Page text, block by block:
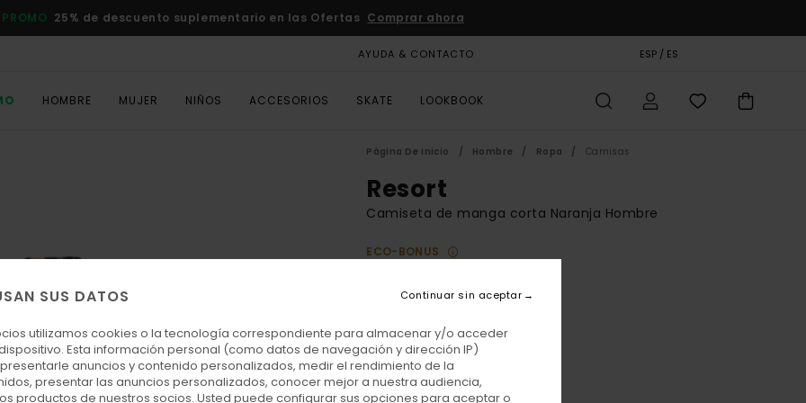
PROMO 25% de descuento suplementario en las Ofertas Comprar ahora
AYUDA & CONTACTO ESP / ES
HOMBRE MUJER NIÑOS ACCESORIOS SKATE LOOKBOOK
Página De Inicio Hombre Ropa Camisas
Resort
Camiseta de manga corta Naranja Hombre
ECO-BONUS
31,50 €
DOBLE PROMO -25% EXTRA
ColorCorals
SUS DATOS
utilizamos cookies o la tecnología correspondiente para almacenar y/o acceder
Esta información personal (como datos de navegación y dirección IP)
anuncios y contenido personalizados, medir el rendimiento de la
presentar las anuncios personalizados, conocer mejor a nuestra audiencia,
productos de nuestros socios. Usted puede configurar sus opciones para aceptar o
Continuar sin aceptar